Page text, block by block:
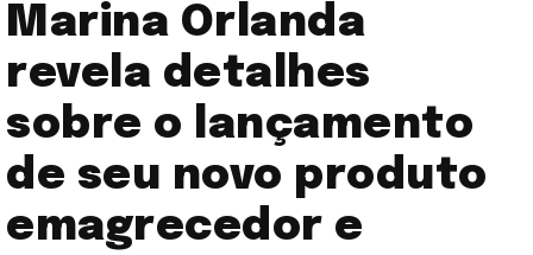
Marina Orlanda
revela detalhes
sobre o lançamento
de seu novo produto
emagrecedor e